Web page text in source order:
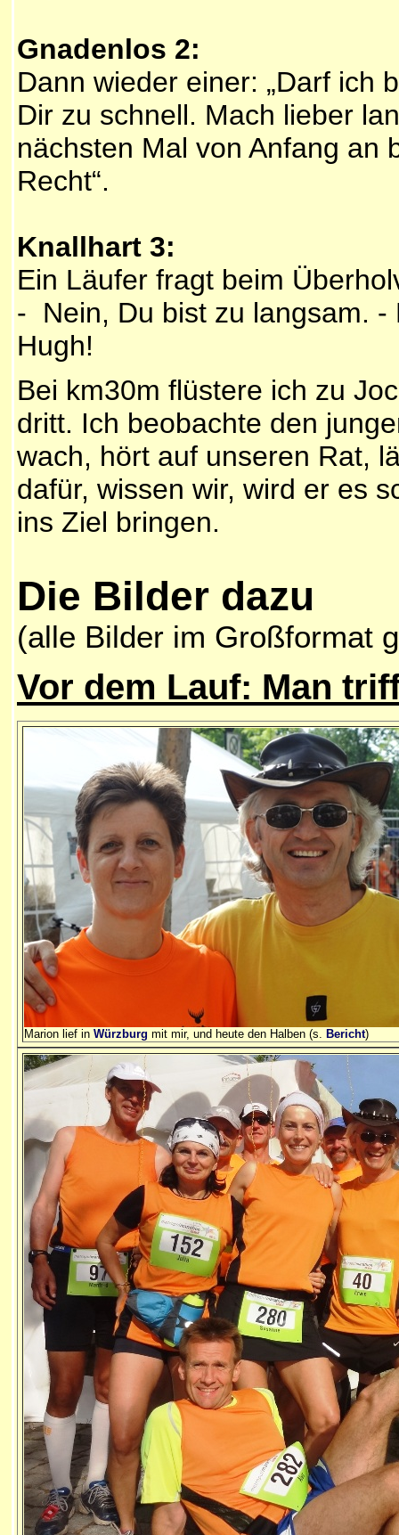
Gnadenlos 2:
Dann wieder einer: „Darf ich
Dir zu schnell. Mach lieber
nächsten Mal von Anfang an
Recht“.
Knallhart 3:
Ein Läufer fragt beim
- Nein, Du bist zu langsam. -
Hugh!
Bei km30m flüstere ich zu
dritt. Ich beobachte den
wach, hört auf unseren Rat,
dafür, wissen wir, wird er es
ins Ziel bringen.
Die Bilder dazu
(alle Bilder im Großformat
Vor dem Lauf: Man
Marion lief in Würzburg mit mir, und heute den Halben (s. Bericht)